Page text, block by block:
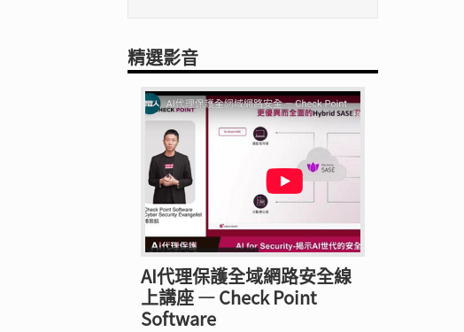
精選影音
AI代理保護全域網路安全線
上講座 — Check Point
Software